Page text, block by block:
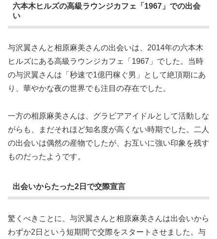
六本木ヒルズの高級ラウンジカフェ「1967」での出会
い
与沢翼さんと相原麻美さんの出会いは、2014年の六本木
ヒルズにある高級ラウンジカフェ「1967」でした。当時
の与沢翼さんは「秒速で1億円稼ぐ男」として絶頂期にあ
り、華やかな夜の世界でも注目の存在でした。
一方の相原麻美さんは、グラビアアイドルとして活動しな
がらも、まだそれほど知名度が高くない時期でした。二人
の出会いは偶然の産物でしたが、お互いに強い印象を残す
ものだったようです。
出会いからたった2日で交際宣言
驚くべきことに、与沢翼さんと相原麻美さんは出会いから
わずか2日という短期間で交際をスタートさせました。与